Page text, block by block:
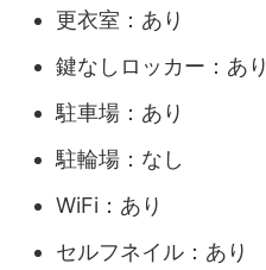
更衣室：あり
鍵なしロッカー：あり
駐車場：あり
駐輪場：なし
WiFi：あり
セルフネイル：あり